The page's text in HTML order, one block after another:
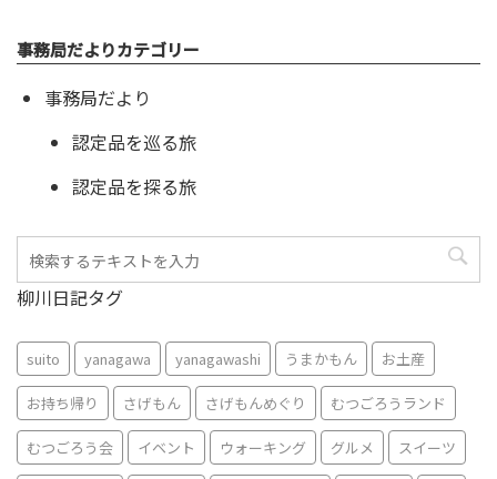
事務局だよりカテゴリー
事務局だより
認定品を巡る旅
認定品を探る旅
柳川日記タグ
suito yanagawa yanagawashi うまかもん お土産
お持ち帰り さげもん さげもんめぐり むつごろうランド
むつごろう会 イベント ウォーキング グルメ スイーツ